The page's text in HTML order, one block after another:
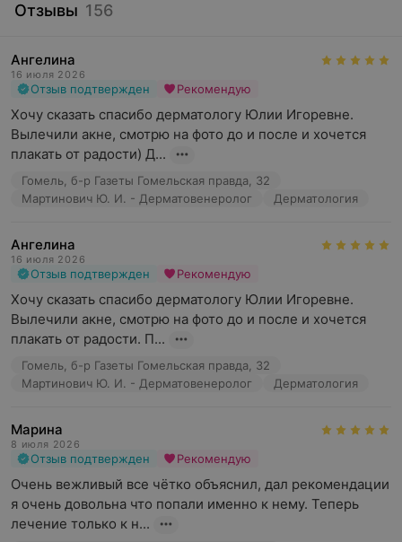
Отзывы 156
Ангелина
16 июля 2026
Отзыв подтвержден Рекомендую
Хочу сказать спасибо дерматологу Юлии Игоревне.
Вылечили акне, смотрю на фото до и после и хочется
плакать от радости) Д...
Гомель, б-р Газеты Гомельская правда, 32
Мартинович Ю. И. - Дерматовенеролог
Дерматология
Ангелина
16 июля 2026
Отзыв подтвержден Рекомендую
Хочу сказать спасибо дерматологу Юлии Игоревне.
Вылечили акне, смотрю на фото до и после и хочется
плакать от радости. П...
Гомель, б-р Газеты Гомельская правда, 32
Мартинович Ю. И. - Дерматовенеролог
Дерматология
Марина
8 июля 2026
Отзыв подтвержден Рекомендую
Очень вежливый все чётко объяснил, дал рекомендации
я очень довольна что попали именно к нему. Теперь
лечение только к н...